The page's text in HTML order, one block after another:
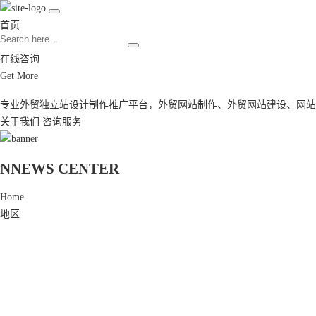
首页
在线咨询
Get More
专业外贸独立站设计制作推广平台， 外贸网站制作、 外贸网站建设、 网
关于我们
咨询服务
NNEWS CENTER
Home
地区